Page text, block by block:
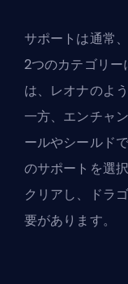
サポートは通常
2つのカテゴリー
は、レオナのよ
一方、エンチャ
ールやシールド
のサポートを選
クリアし、ドラ
要があります。